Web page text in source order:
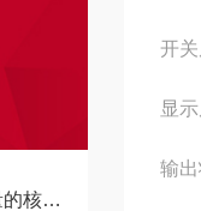
指南
开
显
输